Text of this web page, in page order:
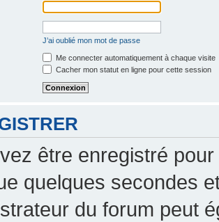
J’ai oublié mon mot de passe
Me connecter automatiquement à chaque visite
Cacher mon statut en ligne pour cette session
être enregistré
quelques secondes
du forum peut